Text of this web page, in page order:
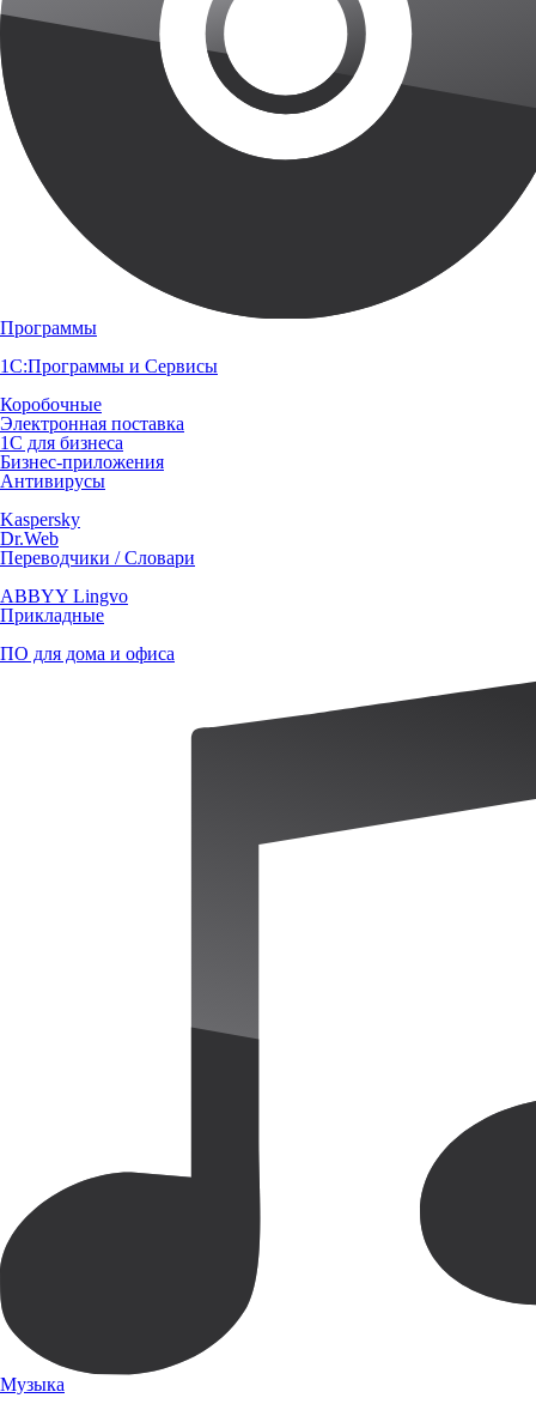
Программы
1С:Программы и Сервисы
Коробочные
Электронная поставка
1С для бизнеса
Бизнес-приложения
Антивирусы
Kaspersky
Dr.Web
Переводчики / Словари
ABBYY Lingvo
Прикладные
ПО для дома и офиса
Музыка